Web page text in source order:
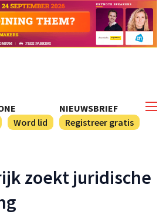
NIEUWSBRIEF
Registreer gratis
Word lid
zoekt juridische